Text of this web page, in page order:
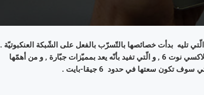
مع أنّ هاتف Galaxy Note 5 لم يصدر للعموم بعد , فإنّ النّسخة Note 6 الّتي تليه بدأت خصائصها بالتّسرّب بالفعل على الشّبكة العنكبوتيّة .
ففي الواقع , لاحظنا منذ ساعات إنتشار أخبار متفرّقة حول سامسونغ غالاكسي نوت 6 , و الّتي تفيد بأنّه يعد بمميّزات جبّارة , و من أهمّها